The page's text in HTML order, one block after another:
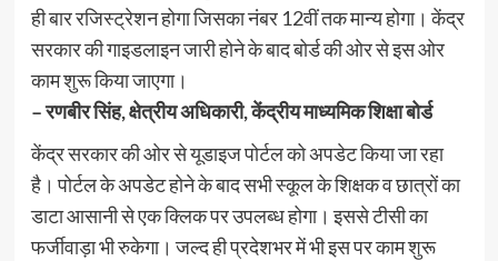
ही बार रजिस्ट्रेशन होगा जिसका नंबर 12वीं तक मान्य होगा। केंद्र
सरकार की गाइडलाइन जारी होने के बाद बोर्ड की ओर से इस ओर
काम शुरू किया जाएगा।
– रणबीर सिंह, क्षेत्रीय अधिकारी, केंद्रीय माध्यमिक शिक्षा बोर्ड
केंद्र सरकार की ओर से यूडाइज पोर्टल को अपडेट किया जा रहा
है। पोर्टल के अपडेट होने के बाद सभी स्कूल के शिक्षक व छात्रों का
डाटा आसानी से एक क्लिक पर उपलब्ध होगा। इससे टीसी का
फर्जीवाड़ा भी रुकेगा। जल्द ही प्रदेशभर में भी इस पर काम शुरू